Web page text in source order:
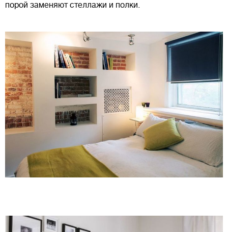
порой заменяют стеллажи и полки.